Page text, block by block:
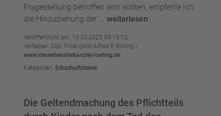
Fragestellung betroffen sein sollten, empfehle ich
die Hinzuziehung der ... weiterlesen
Veröffentlicht am: 19.03.2025 09:19:12
Verfasser: Dipl. Finanzwirt Alfred P. Röhrig /
www.steuerberaterkanzlei-roehrig.de
Kategorien: Erbschaftsteuer
Die Geltendmachung des Pflichtteils